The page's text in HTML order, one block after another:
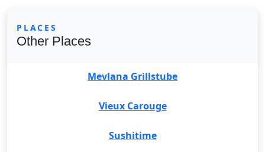
PLACES
Other Places
Mevlana Grillstube
Vieux Carouge
Sushitime